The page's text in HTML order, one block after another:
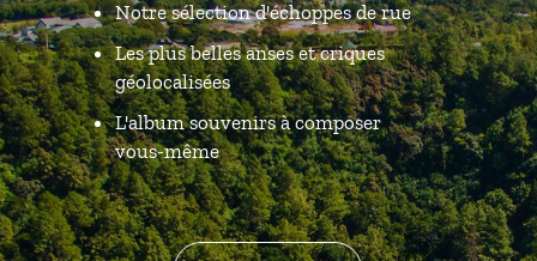
Notre sélection d'échoppes de rue
Les plus belles anses et criques
géolocalisées
L'album souvenirs à composer
vous-même